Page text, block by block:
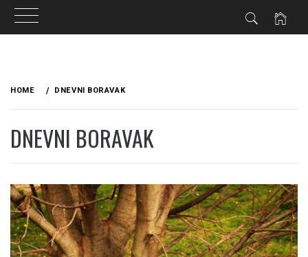
HOME DNEVNI BORAVAK
DNEVNI BORAVAK